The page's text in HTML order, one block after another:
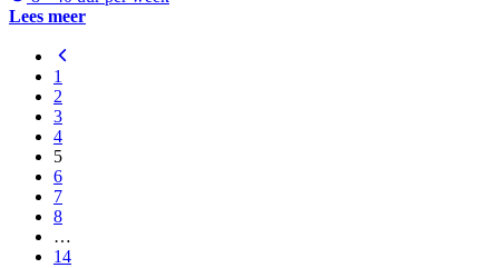
Lees meer
1
2
3
4
5
6
7
8
…
14